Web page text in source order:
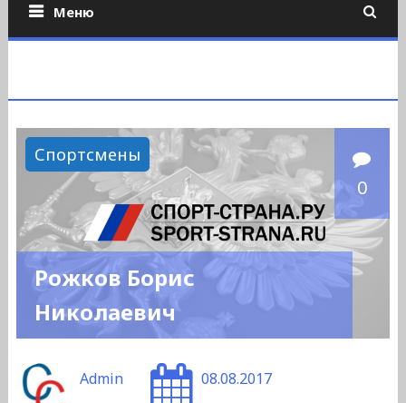
Меню
Спортсмены
0
Рожков Борис
Николаевич
Admin 08.08.2017